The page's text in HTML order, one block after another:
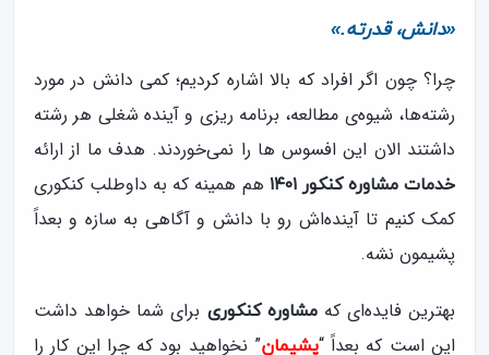
«دانش، قدرته.»
چرا؟ چون اگر افراد که بالا اشاره کردیم؛ کمی دانش در مورد
رشته‌ها، شیوه‌ی مطالعه، برنامه ریزی و آینده شغلی هر رشته
داشتند الان این افسوس ها را نمی‌خوردند. هدف ما از ارائه
خدمات مشاوره کنکور ۱۴۰۱
هم همینه که به داوطلب کنکوری
کمک کنیم تا آینده‌اش رو با دانش و آگاهی به سازه و بعداً
پشیمون نشه.
بهترین فایده‌ای کهمشاوره کنکوری برای شما خواهد داشت
این است که بعداً “پشیمان” نخواهید بود که چرا این کار را